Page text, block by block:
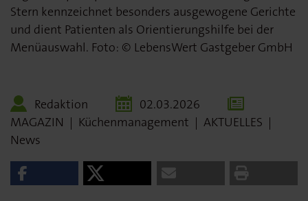
Stern kennzeichnet besonders ausgewogene Gerichte
und dient Patienten als Orientierungshilfe bei der
Menüauswahl. Foto: © LebensWert Gastgeber GmbH
Redaktion
02.03.2026
MAGAZIN | Küchenmanagement | AKTUELLES |
News